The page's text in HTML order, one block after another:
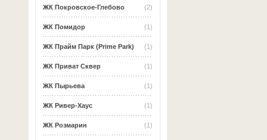
(2)
ЖК Покровское-Глебово
(1)
ЖК Помидор
(1)
ЖК Прайм Парк (Prime Park)
(1)
ЖК Приват Сквер
(1)
ЖК Пырьева
(1)
ЖК Ривер-Хаус
(1)
ЖК Розмарин